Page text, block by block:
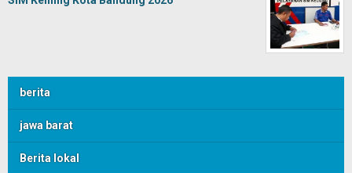
berita
jawa barat
Berita lokal